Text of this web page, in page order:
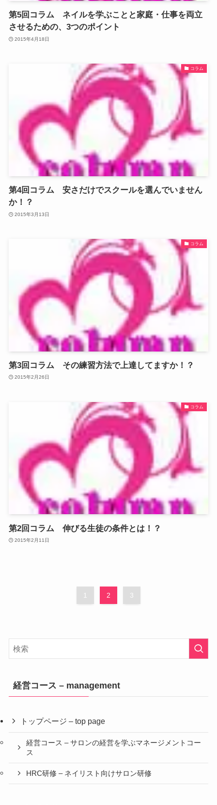
第5回コラム ネイルを学ぶことと家庭・仕事を両立
させるための、3つのポイント
2015年4月18日
コラム
第4回コラム 安さだけでスクールを選んでいません
か！？
2015年3月13日
コラム
第3回コラム その練習方法で上達してますか！？
2015年2月26日
コラム
第2回コラム 伸びる生徒の条件とは！？
2015年2月11日
1 2 3
経営コース – management
トップページ – top page
経営コース – サロンの経営を学ぶマネージメントコー
ス
HRC研修 – ネイリスト向けサロン研修